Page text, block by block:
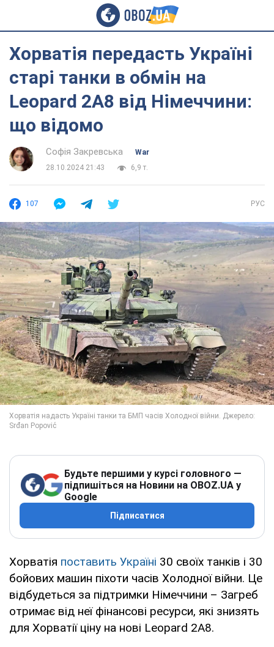
Хорватія передасть Україні
старі танки в обмін на
Leopard 2A8 від Німеччини:
що відомо
Софія Закревська
War
28.10.2024 21:43
6,9 т.
107 РУС
Будьте першими у курсі головного —
підпишіться на Новини на OBOZ.UA у
Google
Підписатися
Хорватія поставить Україні 30 своїх танків і 30
бойових машин піхоти часів Холодної війни. Це
відбудеться за підтримки Німеччини – Загреб
отримає від неї фінансові ресурси, які знизять
для Хорватії ціну на нові Leopard 2A8.